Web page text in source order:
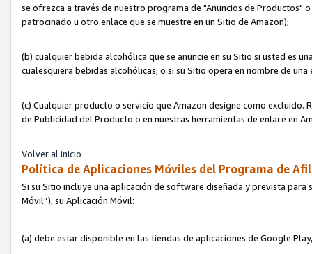
se ofrezca a través de nuestro programa de "Anuncios de Productos"
patrocinado u otro enlace que se muestre en un Sitio de Amazon);
(b) cualquier bebida alcohólica que se anuncie en su Sitio si usted es
cualesquiera bebidas alcohólicas; o si su Sitio opera en nombre de
(c) Cualquier producto o servicio que Amazon designe como excluido.
de Publicidad del Producto o en nuestras herramientas de enlace en
Volver al inicio
Política de Aplicaciones Móviles del Programa de
Si su Sitio incluye una aplicación de software diseñada y prevista
Móvil”), su Aplicación Móvil:
(a) debe estar disponible en las tiendas de aplicaciones de Google